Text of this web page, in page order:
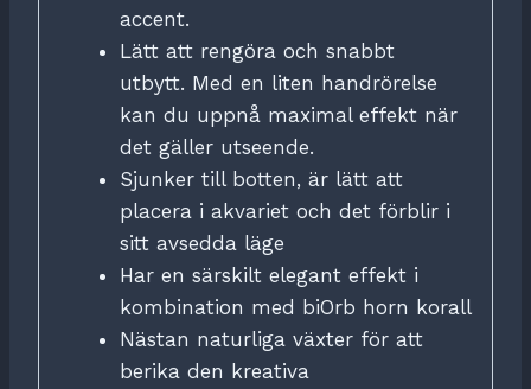
accent.
Lätt att rengöra och snabbt
utbytt. Med en liten handrörelse
kan du uppnå maximal effekt när
det gäller utseende.
Sjunker till botten, är lätt att
placera i akvariet och det förblir i
sitt avsedda läge
Har en särskilt elegant effekt i
kombination med biOrb horn korall
Nästan naturliga växter för att
berika den kreativa